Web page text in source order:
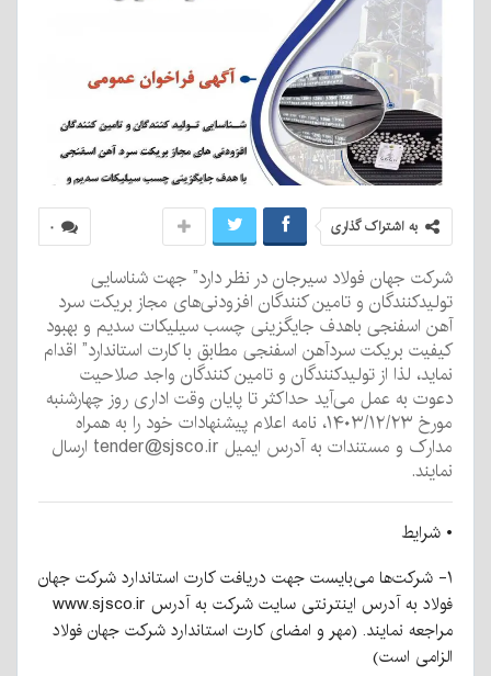
۰ به اشتراک گذاری
شرکت جهان فولاد سیرجان در نظر دارد” جهت شناسایی
تولیدکنندگان و تامین کنندگان افزودنی‌های مجاز بریکت سرد
آهن اسفنجی باهدف جایگزینی چسب سیلیکات سدیم و بهبود
کیفیت بریکت سردآهن اسفنجی مطابق با کارت استاندارد” اقدام
نماید، لذا از تولیدکنندگان و تامین کنندگان واجد صلاحیت
دعوت به عمل می‌آید حداکثر تا پایان وقت اداری روز چهارشنبه
مورخ ۱۴۰۳/۱۲/۲۳، نامه اعلام پیشنهادات خود را به همراه
مدارک و مستندات به آدرس ایمیل tender@sjsco.ir ارسال
نمایند.
• شرایط
۱- شرکت‌ها می‌بایست جهت دریافت کارت استاندارد شرکت جهان
فولاد به آدرس اینترنتی سایت شرکت به آدرس www.sjsco.ir
مراجعه نمایند. (مهر و امضای کارت استاندارد شرکت جهان فولاد
الزامی است)